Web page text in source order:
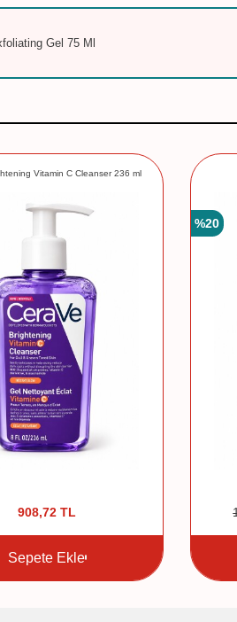
Gel 75 Ml
Vitamin C Cleanser 236 ml
908,72 TL
Sepete Ekle
%20